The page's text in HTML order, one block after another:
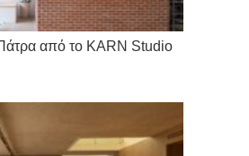
από το KARN Studio